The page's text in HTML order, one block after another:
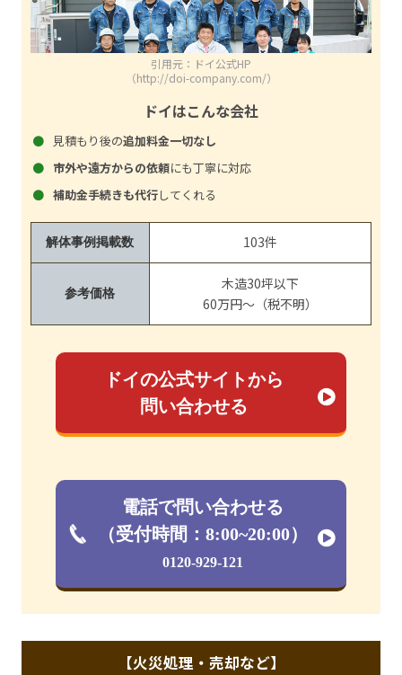
引用元：ドイ公式HP
（http://doi-company.com/）
ドイはこんな会社
見積もり後の追加料金一切なし
市外や遠方からの依頼にも丁寧に対応
補助金手続きも代行してくれる
解体事例掲載数 103件
参考価格
木造30坪以下
60万円～（税不明）
ドイの公式サイトから
問い合わせる
電話で問い合わせる
（受付時間：8:00~20:00）
0120-929-121
【火災処理・売却など】